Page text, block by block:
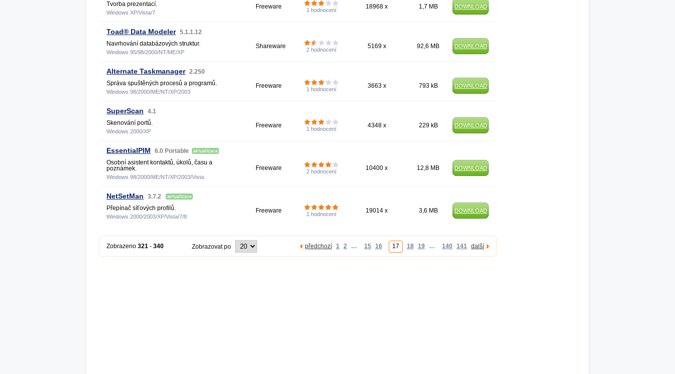
Tvorba prezentací.
Windows XP/Vista/7
Freeware 1 hodnocení 18968 x 1,7 MB DOWNLOAD
Toad® Data Modeler 5.1.1.12
Navrhování databázových struktur.
Windows 95/98/2000/NT/ME/XP
Shareware 2 hodnocení 5169 x 92,6 MB DOWNLOAD
Alternate Taskmanager 2.250
Správa spuštěných procesů a programů.
Windows 98/2000/ME/NT/XP/2003
Freeware 1 hodnocení 3663 x 793 kB DOWNLOAD
SuperScan
4.1
Skenování portů.
Windows 2000/XP
Freeware 1 hodnocení 4348 x 229 kB DOWNLOAD
EssentialPIM
6.0 Portable
Osobní asistent kontaktů, úkolů, času a
poznámek.
Windows 98/2000/ME/NT/XP/2003/Vista
Freeware 2 hodnocení 10400 x 12,8 MB DOWNLOAD
NetSetMan
3.7.2
Přepínač síťových profilů.
Windows 2000/2003/XP/Vista/7/8
Freeware 1 hodnocení 19014 x 3,6 MB DOWNLOAD
Zobrazeno 321 - 340 Zobrazovat po předchozí 1 2 … 15 16 17 18 19 … 140 141 další